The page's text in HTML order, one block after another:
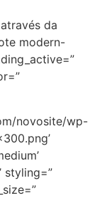
da
modern-
novosite/wp-
styling=”